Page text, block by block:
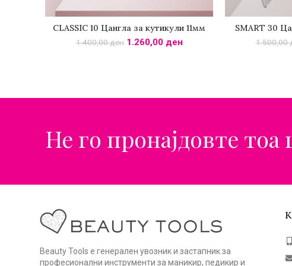
ДОДАДИ ВО КОШНИЧКА
CLASSIC 10 Цангла за кутикули 11мм
1.400,00ден 1.260,00 ден
SMART 30
1.500,00
Не го пронајдовте тоа
Beauty Tools е генерален увозник и застапник за
професионални инструменти за маникир, педикир и